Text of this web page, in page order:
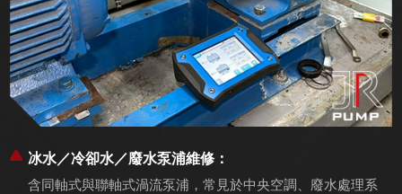
冰水／冷卻水／廢水泵浦維修：
含同軸式與聯軸式渦流泵浦，常見於中央空調、廢水處理系